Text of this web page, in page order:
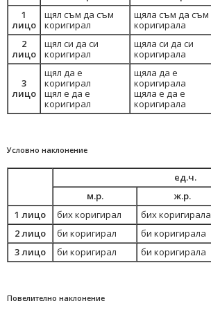
1
лицо
щял съм да съм
коригирал
щяла съм да съм
коригирала
2
лицо
щял си да си
коригирал
щяла си да си
коригирала
3
лицо
щял да е
коригирал
щял е да е
коригирал
щяла да е
коригирала
щяла е да е
коригирала
Условно наклонение
ед.ч.
м.р.
ж.р.
1 лицо
бих коригирал бих коригирала
2 лицо
би коригирал би коригирала
3 лицо
би коригирал би коригирала
Повелително наклонение